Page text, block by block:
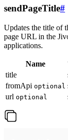
sendPageTitle#
Updates the title of
page URL in the
applications.
Name
title
fromApi optional
url optional